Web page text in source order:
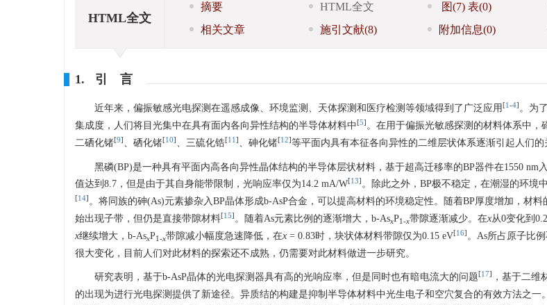
HTML全文
摘要 HTML全文 图(7) 表(0)
相关文章
施引文献(8) 附加信息(0)
1. 引 言
近年来，偏振敏感光电探测在遥感成像、环境监测、天体探测和医疗检测等领域得到了广泛应用 [1 -4] 。为
集成度，人们将目光集中在具有面内各向异性结构的半导体材料中 [5] 。在用于偏振光敏感探测的材料体系中，
二硒化锗[9] 、硒化锗[10] 、三硫化锆[11 ] 、砷化锗[12]等平面内具有本征各向异性的二维层状体系逐渐引起人们的
黑磷(BP)是一种具有平面内高各向异性晶体结构的半导体层状材料，基于超高迁移率的BP器件在1550 nm
值达到8.7，但是由于其自身能带限制，光响应率仅为14.2 mA/W[13] 。除此之外，BP极不稳定，在潮湿的环境
[14] 。将同族的砷(As)元素掺杂入BP晶体形成b-AsP合金，可以提高材料的环境稳定性。随着BP厚度增加，材
始出现子带，但仍是直接带隙材料[15] 。随着As元素比例的逐渐增大，b-AsxP1-x带隙逐渐减少。在x从0变化到
x继续增大，b-AsxP1-x带隙减小幅度急速降低，在x = 0.83时，块状体材料带隙仅为0.15 eV[16] 。As所占原子比
很大变化，目前人们对此材料的探索还不成熟，仍需要对此材料做进一步研究。
研究表明，基于b-AsP晶体的光电探测器具有高的光响应率，但是同时也有暗电流大的问题[17]
，基于二维
的出现为进行光电探测提供了新途径。异质结的构建是抑制半导体材料中光生电子和空穴复合的有效方法之一